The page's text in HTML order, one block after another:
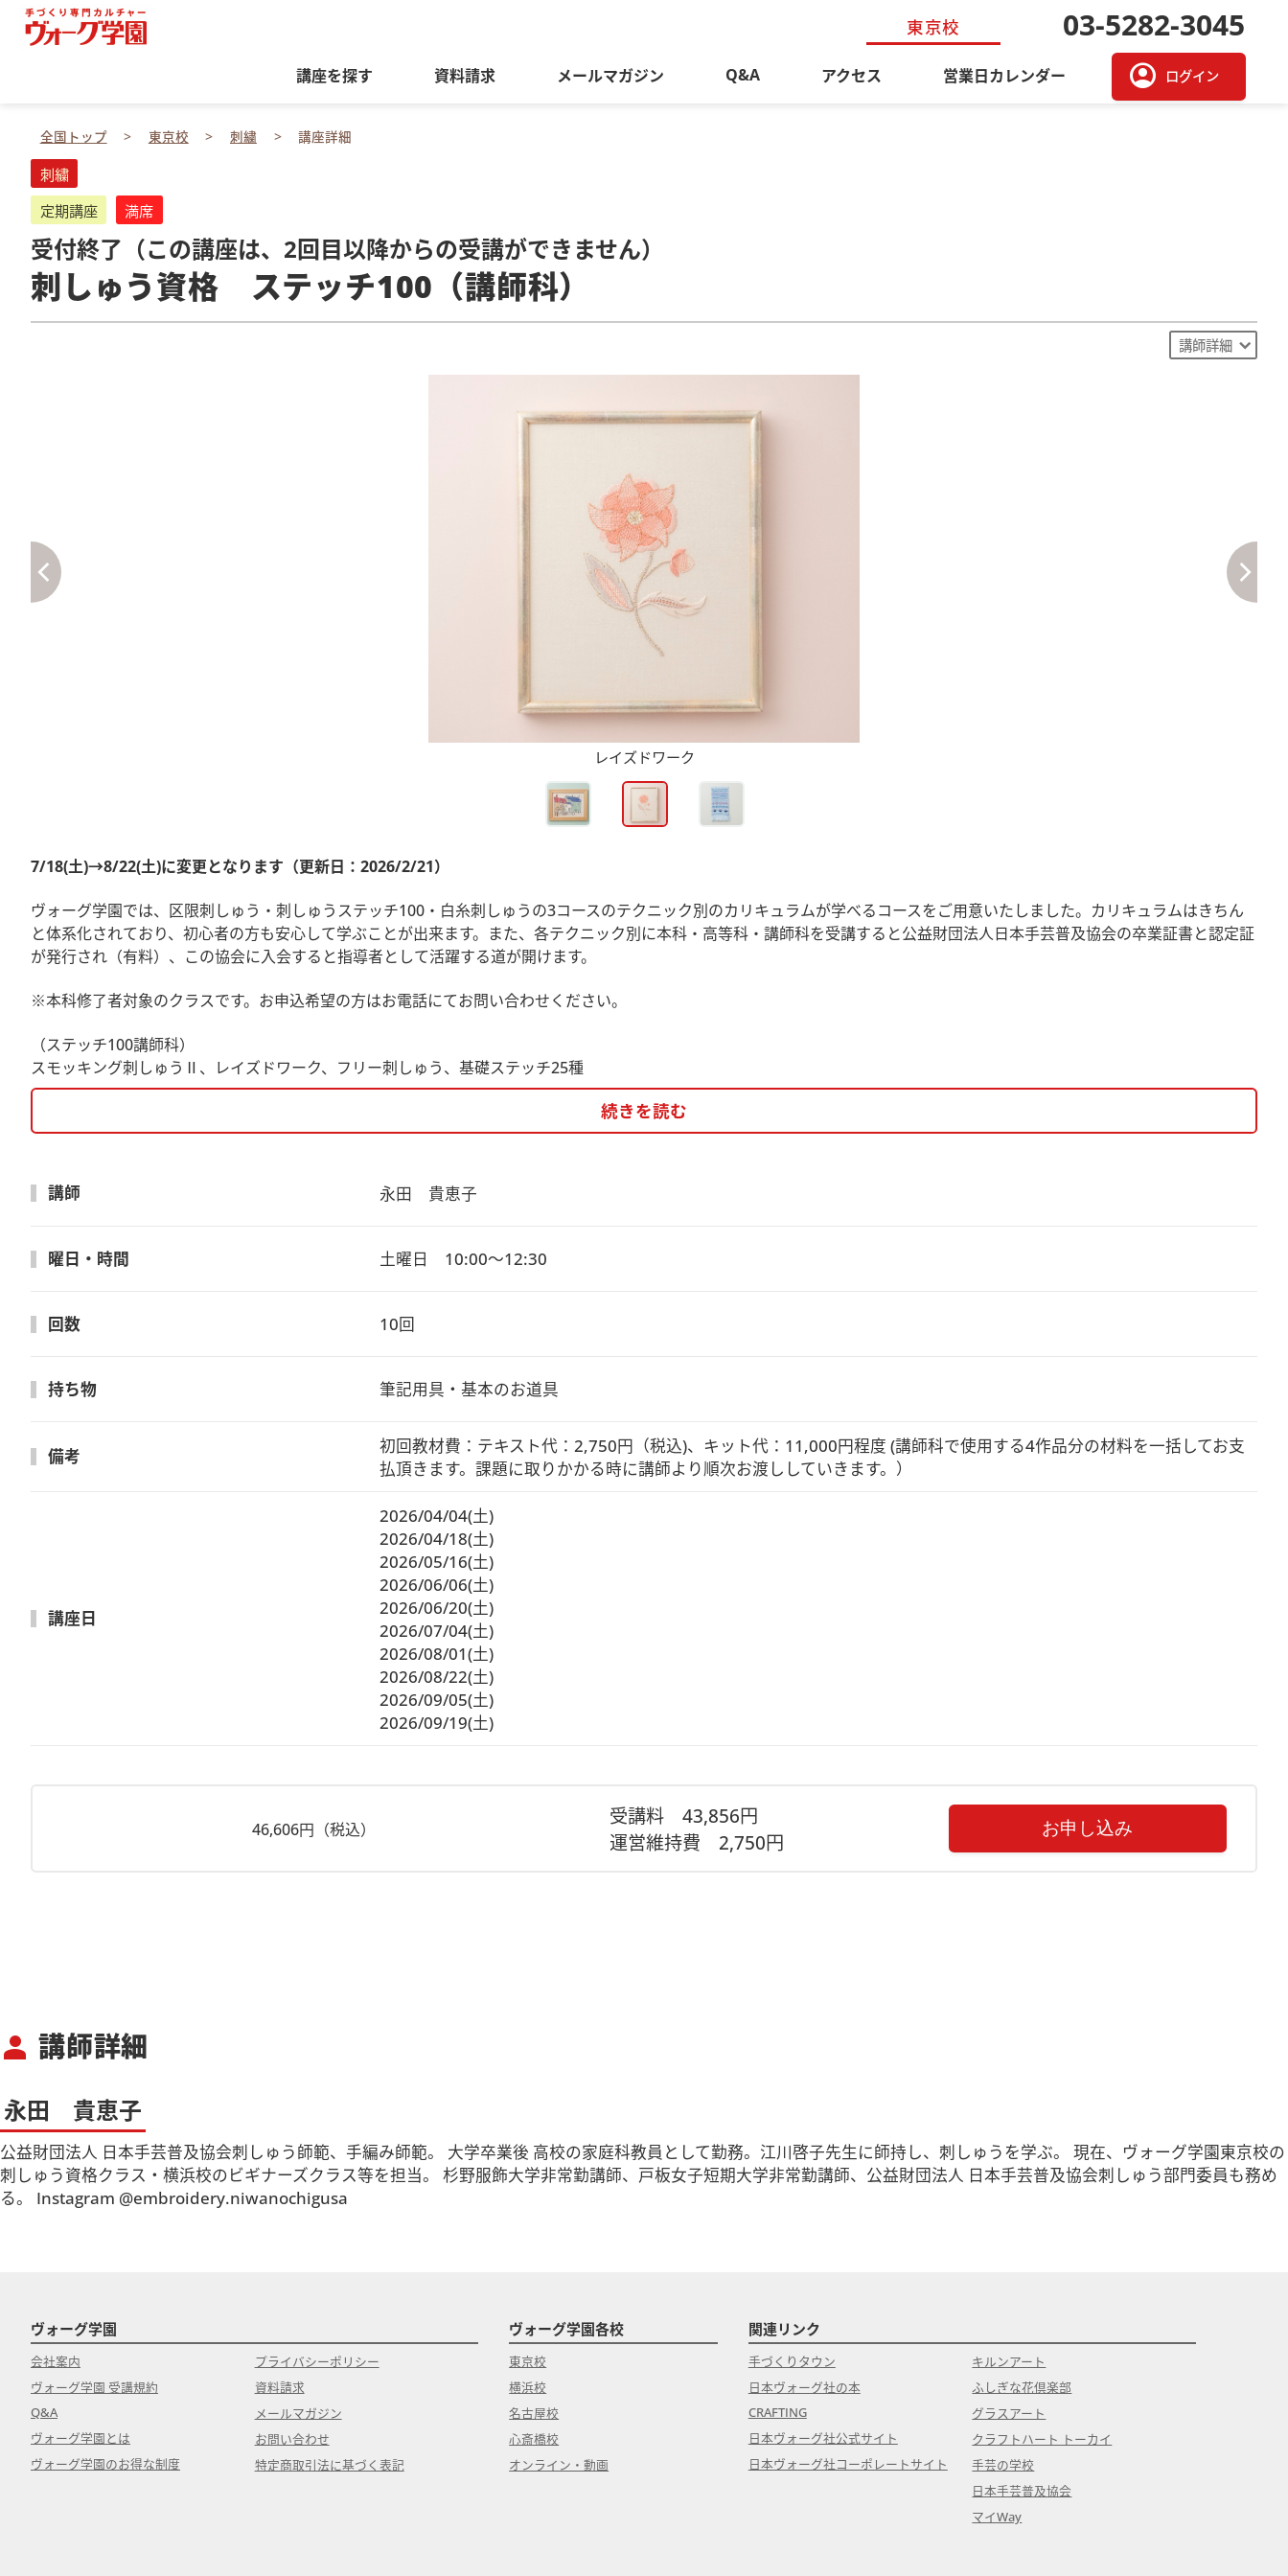
東京校 03-5282-3045
講座を探す 資料請求 メールマガジン Q&A アクセス 営業日カレンダー account_circle ログイン
全国トップ 東京校 刺繍 講座詳細
刺繍
定期講座
満席
受付終了（この講座は、2回目以降からの受講ができません）
刺しゅう資格 ステッチ100（講師科）
講師詳細
レイズドワーク
7/18(土)→8/22(土)に変更となります（更新日：2026/2/21）
ヴォーグ学園では、区限刺しゅう・刺しゅうステッチ100・白糸刺しゅうの3コースのテクニック別のカリキュラムが学べるコースをご用意いたしました。カリキュラムはきちん
と体系化されており、初心者の方も安心して学ぶことが出来ます。また、各テクニック別に本科・高等科・講師科を受講すると公益財団法人日本手芸普及協会の卒業証書と認定証
が発行され（有料）、この協会に入会すると指導者として活躍する道が開けます。
※本科修了者対象のクラスです。お申込希望の方はお電話にてお問い合わせください。
（ステッチ100講師科）
スモッキング刺しゅうⅡ、レイズドワーク、フリー刺しゅう、基礎ステッチ25種
続きを読む
講師 永田　貴恵子
曜日・時間 土曜日　10:00～12:30
回数 10回
持ち物 筆記用具・基本のお道具
備考
初回教材費：テキスト代：2,750円（税込)、キット代：11,000円程度 (講師科で使用する4作品分の材料を一括してお支
払頂きます。課題に取りかかる時に講師より順次お渡ししていきます。）
講座日
2026/04/04(土)
2026/04/18(土)
2026/05/16(土)
2026/06/06(土)
2026/06/20(土)
2026/07/04(土)
2026/08/01(土)
2026/08/22(土)
2026/09/05(土)
2026/09/19(土)
46,606円（税込）
受講料43,856円
運営維持費 2,750円
お申し込み
person 講師詳細
永田 貴恵子
公益財団法人 日本手芸普及協会刺しゅう師範、手編み師範。 大学卒業後 高校の家庭科教員として勤務。江川啓子先生に師持し、刺しゅうを学ぶ。 現在、ヴォーグ学園東京校の
刺しゅう資格クラス・横浜校のビギナーズクラス等を担当。 杉野服飾大学非常勤講師、戸板女子短期大学非常勤講師、公益財団法人 日本手芸普及協会刺しゅう部門委員も務め
る。 Instagram @embroidery.niwanochigusa
ヴォーグ学園
会社案内
ヴォーグ学園 受講規約
Q&A
ヴォーグ学園とは
ヴォーグ学園のお得な制度
プライバシーポリシー
資料請求
メールマガジン
お問い合わせ
特定商取引法に基づく表記
ヴォーグ学園各校
東京校
横浜校
名古屋校
心斎橋校
オンライン・動画
関連リンク
手づくりタウン
日本ヴォーグ社の本
CRAFTING
日本ヴォーグ社公式サイト
日本ヴォーグ社コーポレートサイト
キルンアート
ふしぎな花倶楽部
グラスアート
クラフトハート トーカイ
手芸の学校
日本手芸普及協会
マイWay